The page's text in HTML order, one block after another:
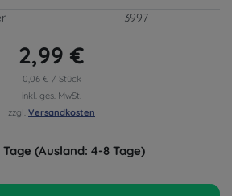
3997
2,99 €
0,06 € / Stück
inkl. ges. MwSt.
zzgl. Versandkosten
Tage (Ausland: 4-8 Tage)